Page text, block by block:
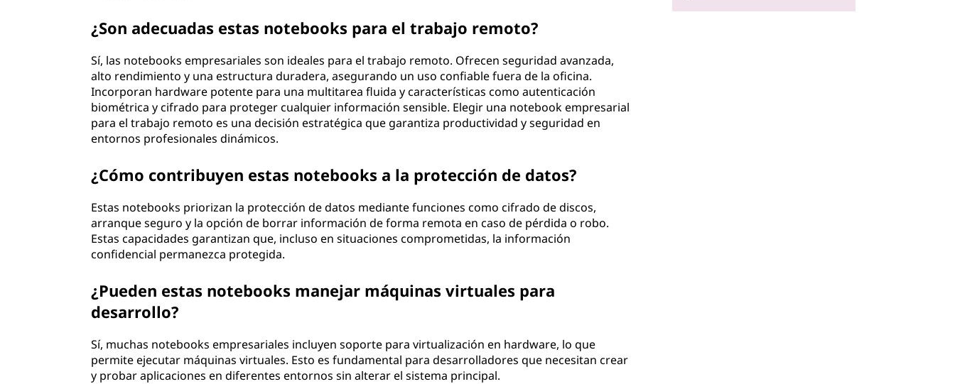
¿Son adecuadas estas notebooks para el trabajo remoto?
Sí, las notebooks empresariales son ideales para el trabajo remoto. Ofrecen seguridad avanzada,
alto rendimiento y una estructura duradera, asegurando un uso confiable fuera de la oficina.
Incorporan hardware potente para una multitarea fluida y características como autenticación
biométrica y cifrado para proteger cualquier información sensible. Elegir una notebook empresarial
para el trabajo remoto es una decisión estratégica que garantiza productividad y seguridad en
entornos profesionales dinámicos.
¿Cómo contribuyen estas notebooks a la protección de datos?
Estas notebooks priorizan la protección de datos mediante funciones como cifrado de discos,
arranque seguro y la opción de borrar información de forma remota en caso de pérdida o robo.
Estas capacidades garantizan que, incluso en situaciones comprometidas, la información
confidencial permanezca protegida.
¿Pueden estas notebooks manejar máquinas virtuales para
desarrollo?
Sí, muchas notebooks empresariales incluyen soporte para virtualización en hardware, lo que
permite ejecutar máquinas virtuales. Esto es fundamental para desarrolladores que necesitan crear
y probar aplicaciones en diferentes entornos sin alterar el sistema principal.